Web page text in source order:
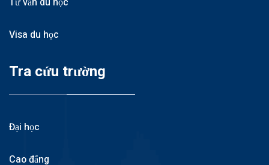
Visa du học
Tra cứu trường
Đại học
Cao đẳng